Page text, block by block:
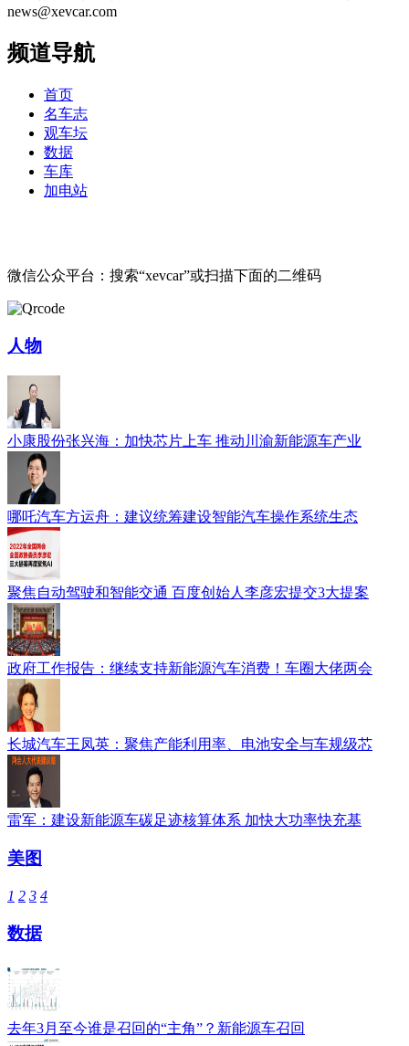
news@xevcar.com
频道导航
首页
名车志
观车坛
数据
车库
加电站
微信公众平台：搜索“xevcar”或扫描下面的二维码
人物
小康股份张兴海：加快芯片上车 推动川渝新能源车产业
哪吒汽车方运舟：建议统筹建设智能汽车操作系统生态
聚焦自动驾驶和智能交通 百度创始人李彦宏提交3大提案
政府工作报告：继续支持新能源汽车消费！车圈大佬两会
长城汽车王凤英：聚焦产能利用率、电池安全与车规级芯
雷军：建设新能源车碳足迹核算体系 加快大功率快充基
美图
1 2 3 4
数据
去年3月至今谁是召回的“主角”？新能源车召回